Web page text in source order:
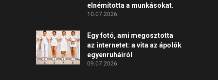
elnémította a munkásokat.
10.07.2026
Egy fotó, ami megosztotta
az internetet: a vita az ápolók
egyenruháiról
09.07.2026